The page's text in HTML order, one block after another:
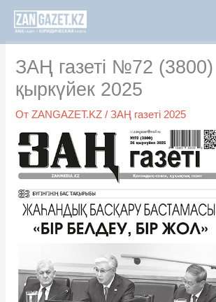
Перейти
содержимому
ЗАҢ газеті №72
қыркүйек 2025
ОтZANGAZET.KZ/ЗАҢ газеті 2025